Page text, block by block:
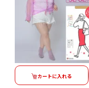
カートに入れる